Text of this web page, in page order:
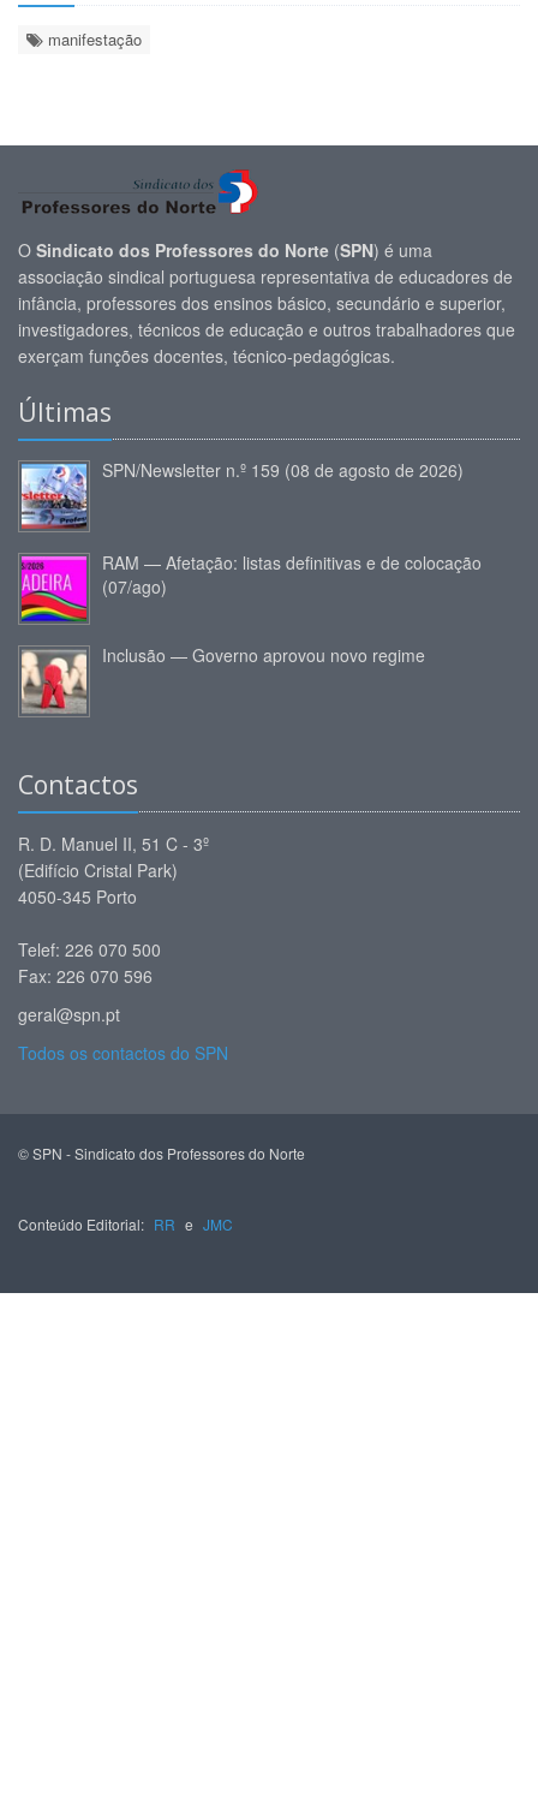
manifestação
O Sindicato dos Professores do Norte (SPN) é uma
associação sindical portuguesa representativa de educadores de
infância, professores dos ensinos básico, secundário e superior,
investigadores, técnicos de educação e outros trabalhadores que
exerçam funções docentes, técnico-pedagógicas.
Últimas
SPN/Newsletter n.º 159 (08 de agosto de 2026)
RAM — Afetação: listas definitivas e de colocação
(07/ago)
Inclusão — Governo aprovou novo regime
Contactos
R. D. Manuel II, 51 C - 3º
(Edifício Cristal Park)
4050-345 Porto
Telef: 226 070 500
Fax: 226 070 596
geral@spn.pt
Todos os contactos do SPN
© SPN - Sindicato dos Professores do Norte
Conteúdo Editorial: RR e JMC